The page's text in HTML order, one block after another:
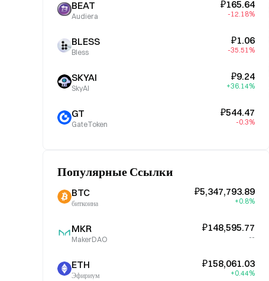
BEAT
Audiera
₽165.64
-12.18%
BLESS
Bless
₽1.06
-35.51%
SKYAI
SkyAI
₽9.24
+36.14%
GT
GateToken
₽544.47
-0.3%
Популярные Ссылки
BTC
биткоина
₽5,347,793.89
+0.8%
MKR
MakerDAO
₽148,595.77
--
ETH
Эфириум
₽158,061.03
+0.44%